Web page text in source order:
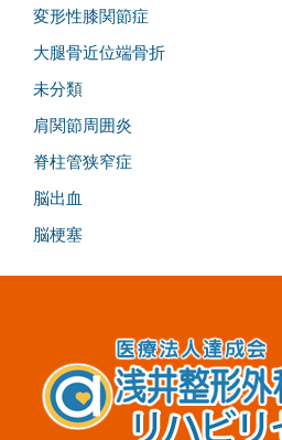
変形性膝関節症
大腿骨近位端骨折
未分類
肩関節周囲炎
脊柱管狭窄症
脳出血
脳梗塞